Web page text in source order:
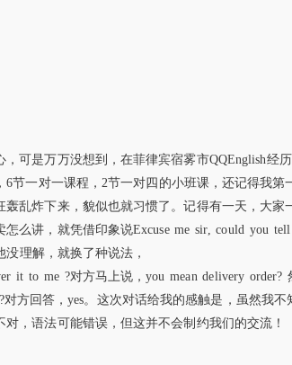
可是万万没想到，在菲律宾宿雾市QQEnglish经
节一对一课程，2节一对四的小班课，还记得我第
乱炸下来，貌似也就习惯了。记得有一天，大家
么讲，就凭借印象说Excuse me sir, could you tell
理解，就换了种说法，
it to me ?对方马上说，you mean delivery order?
方回答，yes。这次对话给我的感触是，虽然我不
，语法可能错误，但这并不会制约我们的交流！